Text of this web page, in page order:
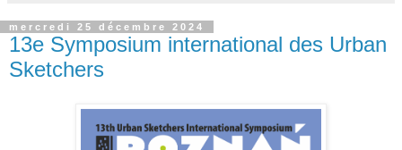
mercredi 25 décembre 2024
13e Symposium international des Urban
Sketchers